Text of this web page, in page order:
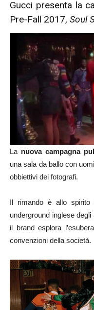
Gucci presenta la
Pre-Fall 2017, Soul
La nuova campagna
una sala da ballo con
obbiettivi dei fotografi.
Il rimando è allo spirito
underground inglese degli
il brand esplora
convenzioni della società.